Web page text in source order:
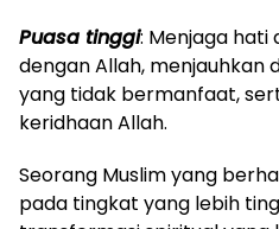
Puasa tinggi: Menjaga hati
dengan Allah, menjauhkan
yang tidak bermanfaat,
keridhaan Allah.
Seorang Muslim yang
pada tingkat yang lebih